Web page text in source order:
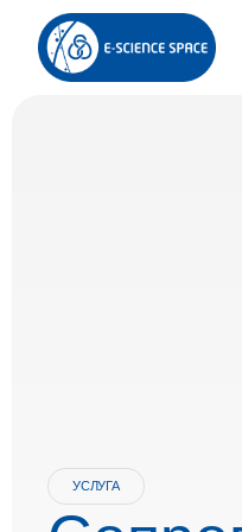
УСЛУГА